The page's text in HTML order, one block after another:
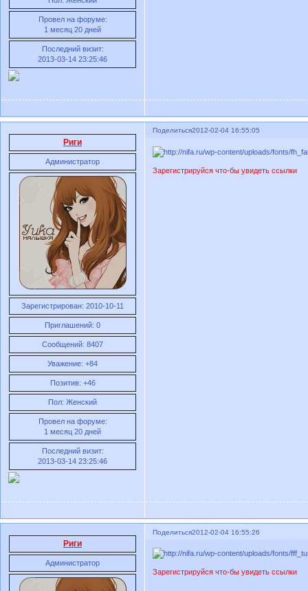
Провел на форуме:
1 месяц 20 дней
Последний визит:
2013-03-14 23:25:46
Поделиться2012-02-04 16:55:05
Риги
Администратор
Зарегистрирован: 2010-10-11
Приглашений: 0
Сообщений: 8407
Уважение: +84
Позитив: +46
Пол: Женский
Провел на форуме:
1 месяц 20 дней
Последний визит:
2013-03-14 23:25:46
Зарегистрируйся что-бы увидеть ссылки
Поделиться2012-02-04 16:55:26
Риги
Администратор
Зарегистрируйся что-бы увидеть ссылки